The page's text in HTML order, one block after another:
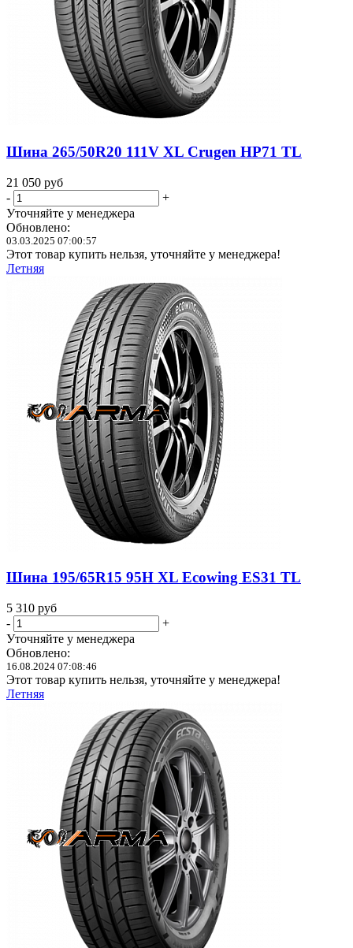
Шина 265/50R20 111V XL Crugen HP71 TL
21 050 руб
-
+
Уточняйте у менеджера
Обновлено:
03.03.2025 07:00:57
Этот товар купить нельзя, уточняйте у менеджера!
Летняя
Шина 195/65R15 95H XL Ecowing ES31 TL
5 310 руб
-
+
Уточняйте у менеджера
Обновлено:
16.08.2024 07:08:46
Этот товар купить нельзя, уточняйте у менеджера!
Летняя